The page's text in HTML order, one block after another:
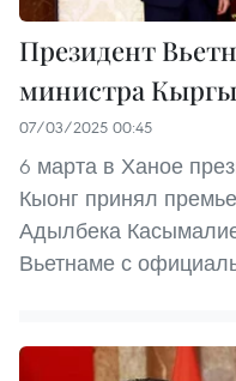
Президент
министра
07/03/2025 00:45
6 марта в Ханое
Кыонг принял
Адылбека
Вьетнаме с